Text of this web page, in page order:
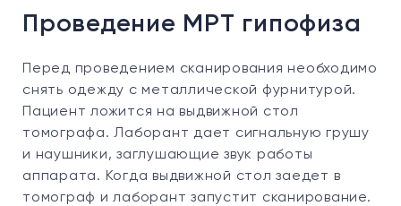
Проведение МРТ гипофиза
Перед проведением сканирования необходимо
снять одежду с металлической фурнитурой.
Пациент ложится на выдвижной стол
томографа. Лаборант дает сигнальную грушу
и наушники, заглушающие звук работы
аппарата. Когда выдвижной стол заедет в
томограф и лаборант запустит сканирование.